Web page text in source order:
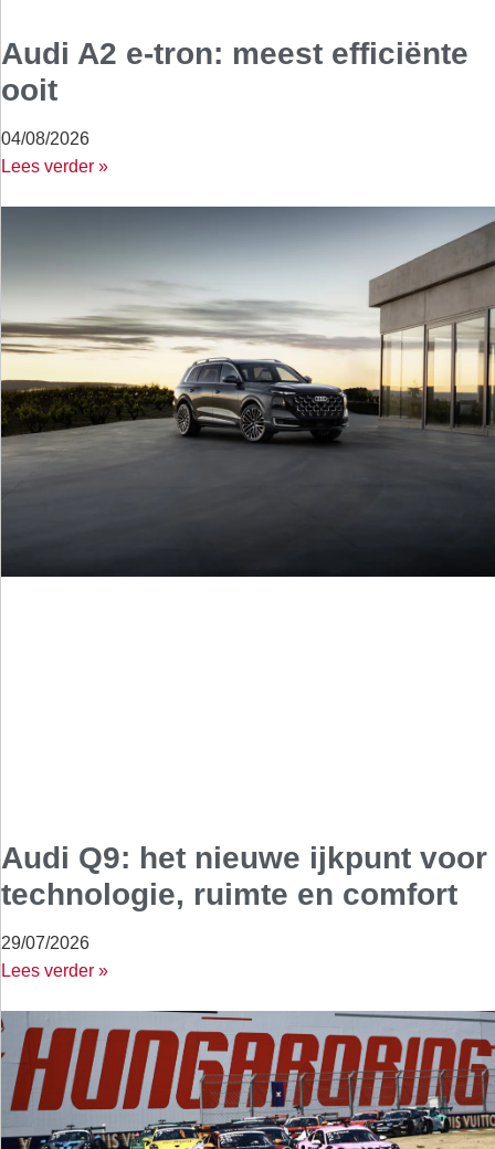
Audi A2 e-tron: meest efficiënte
ooit
04/08/2026
Lees verder »
Audi Q9: het nieuwe ijkpunt voor
technologie, ruimte en comfort
29/07/2026
Lees verder »